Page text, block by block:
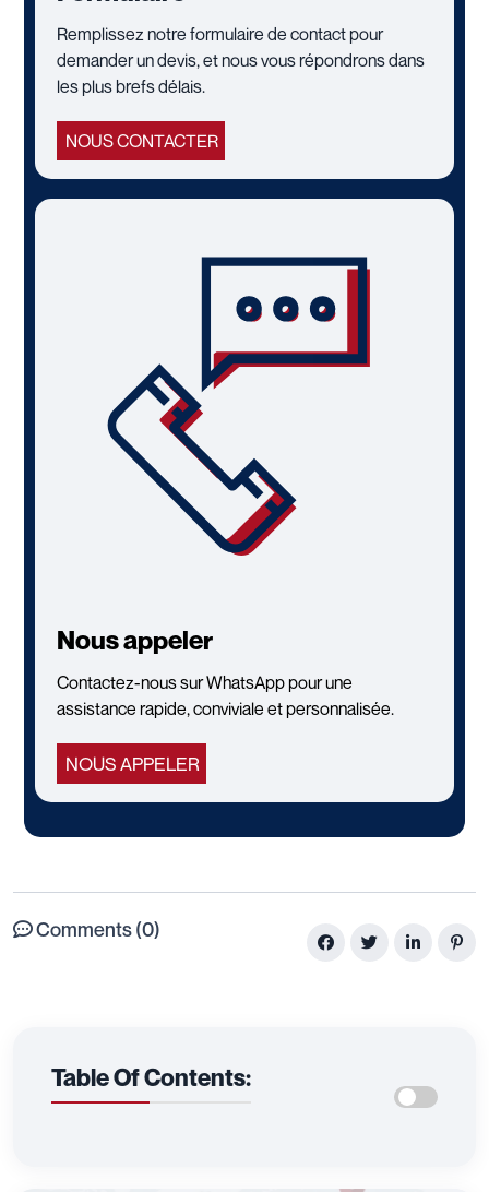
Remplissez notre formulaire de contact pour
demander un devis, et nous vous répondrons dans
les plus brefs délais.
NOUS CONTACTER
Nous appeler
Contactez-nous sur WhatsApp pour une
assistance rapide, conviviale et personnalisée.
NOUS APPELER
Comments (0)
Table Of Contents: